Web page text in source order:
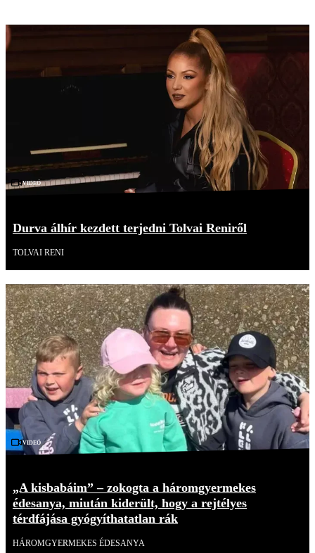
Videó
Durva álhír kezdett terjedni Tolvai Reniről
TOLVAI RENI
Videó
„A kisbabáim” – zokogta a háromgyermekes
édesanya, miután kiderült, hogy a rejtélyes
térdfájása gyógyíthatatlan rák
HÁROMGYERMEKES ÉDESANYA